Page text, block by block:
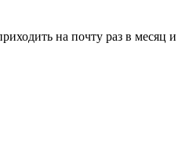
на почту раз в месяц и